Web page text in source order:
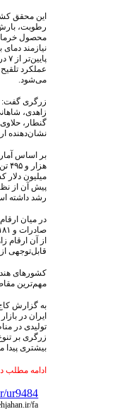
این محقق
رطوبت،
محصول خرما
عملکرد
می‌شود.
زرگری گفت:
زاهدی،
گنطار،
نشان‌دهنده
میلیون
رشد داشته
از آن ارقام
قابل‌توجهی
کشورهای
مهم‌ترین
به گزارش کاج
ایران در
تولیدی در
زرگری بر
بیشتری
ادامه مطلب
ur9484
fa